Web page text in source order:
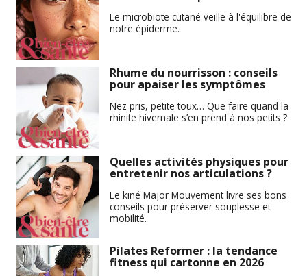
Le microbiote cutané veille à l'équilibre de
notre épiderme.
Rhume du nourrisson : conseils
pour apaiser les symptômes
Nez pris, petite toux… Que faire quand la
rhinite hivernale s’en prend à nos petits ?
Quelles activités physiques pour
entretenir nos articulations ?
Le kiné Major Mouvement livre ses bons
conseils pour préserver souplesse et
mobilité.
Pilates Reformer : la tendance
fitness qui cartonne en 2026